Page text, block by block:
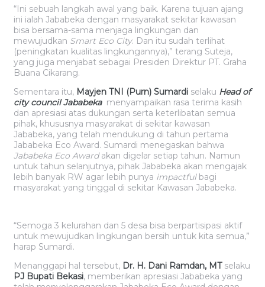
“Ini sebuah langkah awal yang baik. Karena tujuan ajang
ini ialah Jababeka dengan masyarakat sekitar kawasan
bisa bersama-sama menjaga lingkungan dan
mewujudkan Smart Eco City. Dan itu sudah terlihat
(peningkatan kualitas lingkungannya),” terang Suteja,
yang juga menjabat sebagai Presiden Direktur PT. Graha
Buana Cikarang.
Sementara itu, Mayjen TNI (Purn) Sumardi selaku Head of
city council Jababeka menyampaikan rasa terima kasih
dan apresiasi atas dukungan serta keterlibatan semua
pihak, khususnya masyarakat di sekitar kawasan
Jababeka, yang telah mendukung di tahun pertama
Jababeka Eco Award. Sumardi menegaskan bahwa
Jababeka Eco Awardakan digelar setiap tahun. Namun
untuk tahun selanjutnya, pihak Jababeka akan mengajak
lebih banyak RW agar lebih punya impactfulbagi
masyarakat yang tinggal di sekitar Kawasan Jababeka.
“Semoga 3 kelurahan dan 5 desa bisa berpartisipasi aktif
untuk mewujudkan lingkungan bersih untuk kita semua,”
harap Sumardi.
Menanggapi hal tersebut, Dr. H. Dani Ramdan, MTselaku
PJ Bupati Bekasi, memberikan apresiasi Jababeka yang